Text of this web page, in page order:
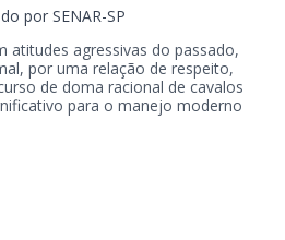
por SENAR-SP
atitudes agressivas do passado,
por uma relação de respeito,
de doma racional de cavalos
para o manejo moderno